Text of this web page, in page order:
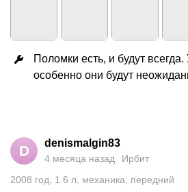
Поломки есть, и будут
особенно они будут
D denismalgin83
4 месяца назад
Ирбит
2008 год 1.6 л механика передний